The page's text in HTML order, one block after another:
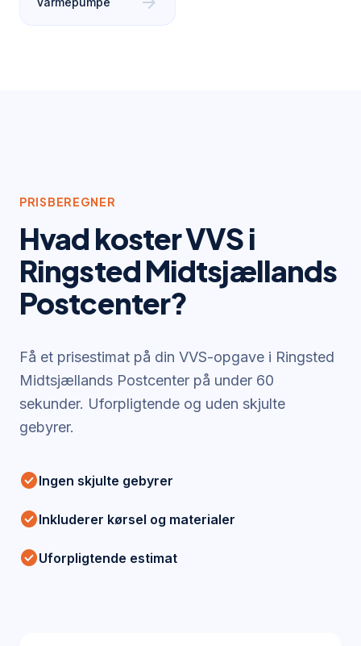
PRISBEREGNER
Hvad koster VVS i
Ringsted Midtsjællands
Postcenter?
Få et prisestimat på din VVS-opgave i Ringsted
Midtsjællands Postcenter på under 60
sekunder. Uforpligtende og uden skjulte
gebyrer.
check_circleIngen skjulte gebyrer
check_circleInkluderer kørsel og materialer
check_circleUforpligtende estimat